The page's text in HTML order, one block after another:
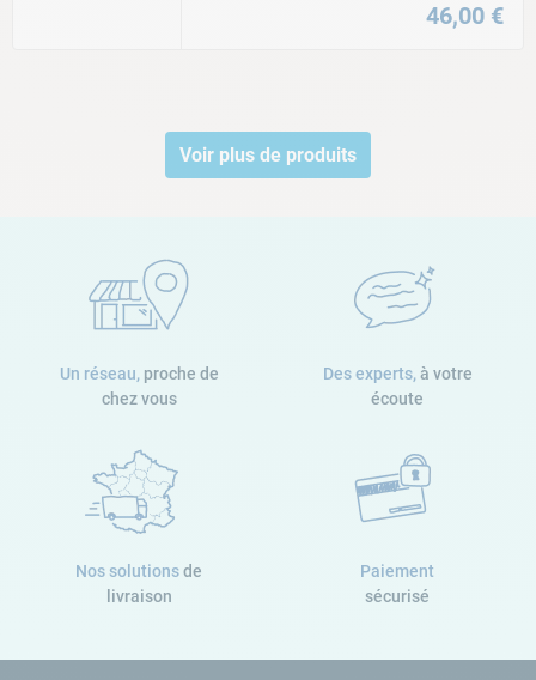
46,00 €
Voir plus de produits
Un réseau, proche de
chez vous
Des experts, à votre
écoute
Nos solutionsde
livraison
Paiement
sécurisé